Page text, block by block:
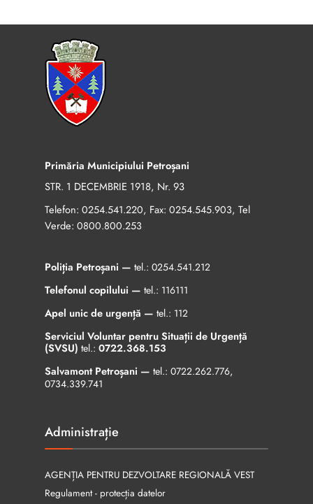
Primăria Municipiului Petroșani
STR. 1 DECEMBRIE 1918, Nr. 93
Telefon: 0254.541.220, Fax: 0254.545.903, Tel
Verde: 0800.800.253
Poliția Petroșani — tel.: 0254.541.212
Telefonul copilului — tel.: 116111
Apel unic de urgență — tel.: 112
Serviciul Voluntar pentru Situații de Urgență
(SVSU) tel.: 0722.368.153
Salvamont Petroșani — tel.: 0722.262.776,
0734.339.741
Administrație
AGENȚIA PENTRU DEZVOLTARE REGIONALĂ VEST
Regulament - protecția datelor